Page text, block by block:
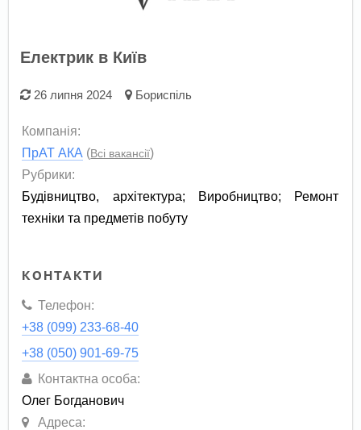
Електрик в Київ
26 липня 2024 Бориспіль
Компанія:
ПрАТ АКА (Всі вакансії)
Рубрики:
Будівництво, архітектура; Виробництво; Ремонт
техніки та предметів побуту
КОНТАКТИ
Телефон:
+38 (099) 233-68-40
+38 (050) 901-69-75
Контактна особа:
Олег Богданович
Адреса: